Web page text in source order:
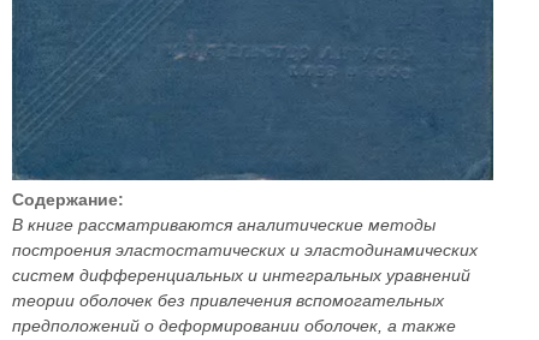
Содержание:
В книге рассматриваются аналитические методы
построения эластостатических и эластодинамических
систем дифференциальных и интегральных уравнений
теории оболочек без привлечения вспомогательных
предположений о деформировании оболочек, а также